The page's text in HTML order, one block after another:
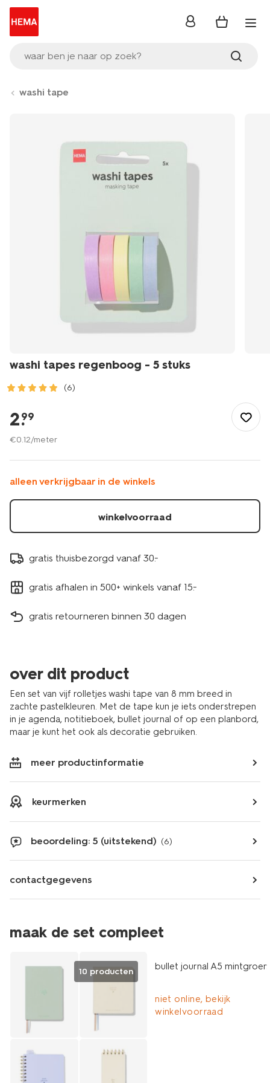
waar ben je naar op zoek?
inloggen
washi tape
washi tapes regenboog - 5 stuks
(6)
hobby/knutselen/washi-
tape/washi-
tapes-
-
stuks-
14170192.html
2.
99
€0.12/meter
alleen verkrijgbaar in de winkels
winkelvoorraad
gratis thuisbezorgd vanaf 30.-
gratis afhalen in 500+ winkels vanaf 15.-
gratis retourneren binnen 30 dagen
over dit product
Een set van vijf rolletjes washi tape van 8 mm breed in
zachte pastelkleuren. Met de tape kun je iets onderstrepen
in je agenda, notitieboek, bullet journal of op een planbord,
maar je kunt het ook als decoratie gebruiken.
meer productinformatie
keurmerken
beoordeling: 5 (uitstekend) (6)
contactgegevens
maak de set compleet
10 producten bullet journal A5 mintgroen
niet online, bekijk
winkelvoorraad